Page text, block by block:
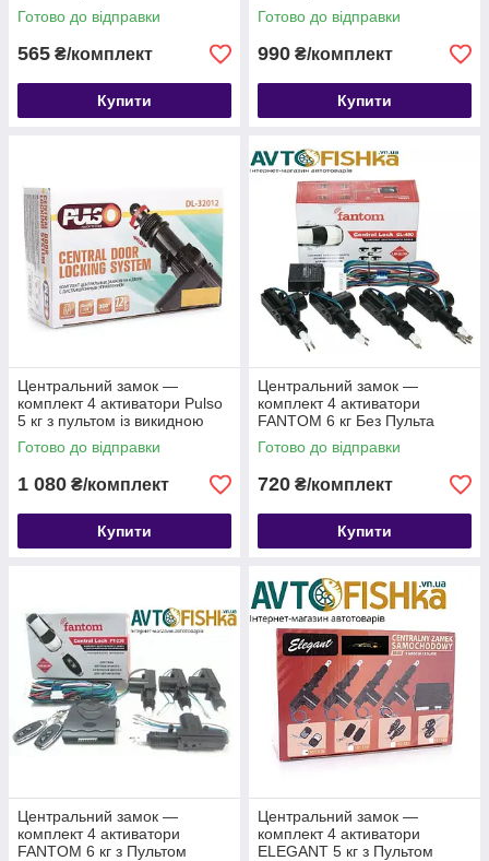
Готово до відправки
565 ₴/комплект
Купити
Готово до відправки
990 ₴/комплект
Купити
Центральний замок —
комплект 4 активатори Pulso
5 кг з пультом із викидною
заготовкою на багажник
Готово до відправки
1 080 ₴/комплект
Купити
Центральний замок —
комплект 4 активатори
FANTOM 6 кг Без Пульта
Готово до відправки
720 ₴/комплект
Купити
Центральний замок —
комплект 4 активатори
FANTOM 6 кг з Пультом
Центральний замок —
комплект 4 активатори
ELEGANT 5 кг з Пультом